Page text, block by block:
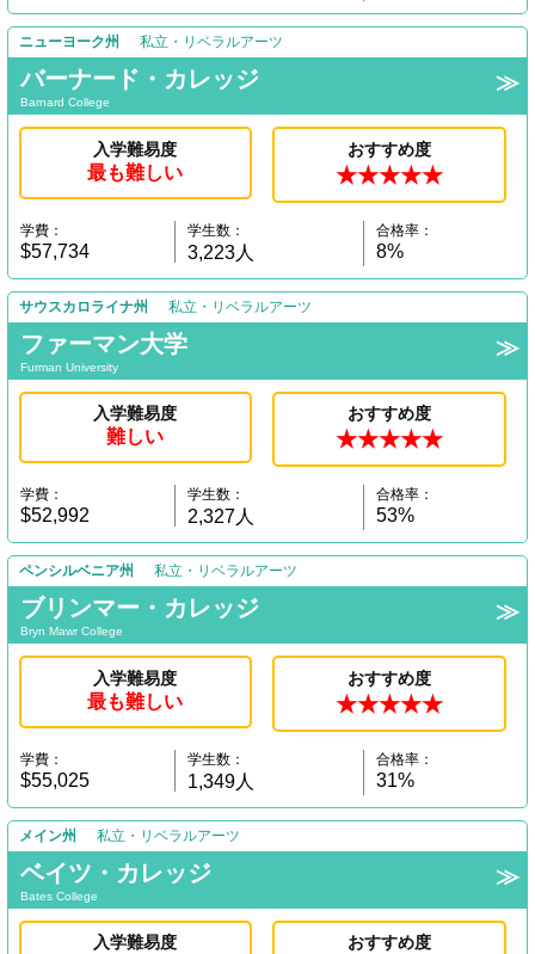
ニューヨーク州 私立・リベラルアーツ
バーナード・カレッジ
Barnard College
入学難易度
最も難しい
おすすめ度
★★★★★
学費：
$57,734
学生数：
3,223人
合格率：
8%
サウスカロライナ州 私立・リベラルアーツ
ファーマン大学
Furman University
入学難易度
難しい
おすすめ度
★★★★★
学費：
$52,992
学生数：
2,327人
合格率：
53%
ペンシルベニア州 私立・リベラルアーツ
ブリンマー・カレッジ
Bryn Mawr College
入学難易度
最も難しい
おすすめ度
★★★★★
学費：
$55,025
学生数：
1,349人
合格率：
31%
メイン州 私立・リベラルアーツ
ベイツ・カレッジ
Bates College
入学難易度 おすすめ度